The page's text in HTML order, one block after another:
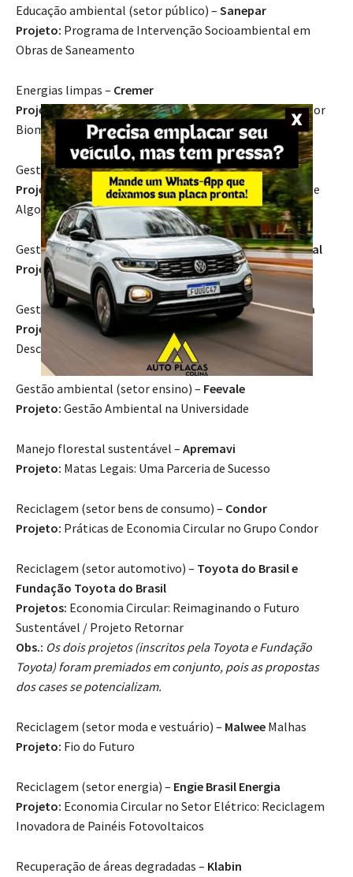
Educação ambiental (setor público) – Sanepar
Projeto: Programa de Intervenção Socioambiental em
Obras de Saneamento
Energias limpas – Cremer
Projeto:Substituição do Aquecedor de Fluido Térmico por
Biomassa de Cavaco de Eucalipto
Gestão ambiental (setor têxtil) –Döhler
Projeto:Gestão da Rastreabilidade da Toalha Felpuda de
Algodão
Gestão ambiental (setor eletromecânico) –Nidec Global
Projeto: Carbono Neutro
Gestão ambiental (setor energia) –Engie Brasil Energia
Projeto:
Jornada pelo Clima: Programa de
Descarbonização de Fornecedores
Gestão ambiental (setor ensino) – Feevale
Projeto: Gestão Ambiental na Universidade
Manejo florestal sustentável – Apremavi
Projeto: Matas Legais: Uma Parceria de Sucesso
Reciclagem (setor bens de consumo) – Condor
Projeto: Práticas de Economia Circular no Grupo Condor
Reciclagem (setor automotivo) – Toyota do Brasil e
Fundação Toyota do Brasil
Projetos: Economia Circular: Reimaginando o Futuro
Sustentável / Projeto Retornar
Obs.: Os dois projetos (inscritos pela Toyota e Fundação
Toyota) foram premiados em conjunto, pois as propostas
dos cases se potencializam.
Reciclagem (setor moda e vestuário) – Malwee Malhas
Projeto: Fio do Futuro
Reciclagem (setor energia) – Engie Brasil Energia
Projeto: Economia Circular no Setor Elétrico: Reciclagem
Inovadora de Painéis Fotovoltaicos
Recuperação de áreas degradadas – Klabin